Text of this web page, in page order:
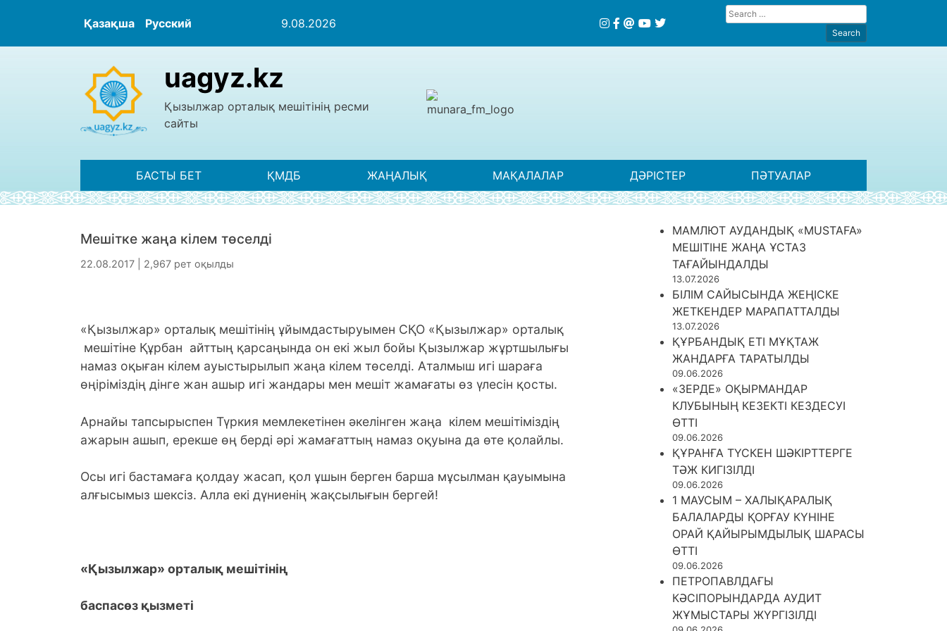
Қазақша Русский 9.08.2026
uagyz.kz
Қызылжар орталық мешітінің ресми
сайты
БАСТЫ БЕТ ҚМДБ ЖАҢАЛЫҚ МАҚАЛАЛАР ДӘРІСТЕР ПӘТУАЛАР
Мешітке жаңа кілем төселді
22.08.2017 | 2,967 рет оқылды
«Қызылжар» орталық мешітінің ұйымдастыруымен СҚО «Қызылжар» орталық
мешітіне Құрбан айттың қарсаңында он екі жыл бойы Қызылжар жұртшылығы
намаз оқыған кілем ауыстырылып жаңа кілем төселді. Аталмыш игі шараға
өңіріміздің дінге жан ашыр игі жандары мен мешіт жамағаты өз үлесін қосты.
Арнайы тапсырыспен Түркия мемлекетінен әкелінген жаңа кілем мешітіміздің
ажарын ашып, ерекше өң берді әрі жамағаттың намаз оқуына да өте қолайлы.
Осы игі бастамаға қолдау жасап, қол ұшын берген барша мұсылман қауымына
алғысымыз шексіз. Алла екі дүниенің жақсылығын бергей!
«Қызылжар» орталық мешітінің
баспасөз қызметі
МАМЛЮТ АУДАНДЫҚ «MUSTAFA»
МЕШІТІНЕ ЖАҢА ҰСТАЗ
ТАҒАЙЫНДАЛДЫ
13.07.2026
БІЛІМ САЙЫСЫНДА ЖЕҢІСКЕ
ЖЕТКЕНДЕР МАРАПАТТАЛДЫ
13.07.2026
ҚҰРБАНДЫҚ ЕТІ МҰҚТАЖ
ЖАНДАРҒА ТАРАТЫЛДЫ
09.06.2026
«ЗЕРДЕ» ОҚЫРМАНДАР
КЛУБЫНЫҢ КЕЗЕКТІ КЕЗДЕСУІ
ӨТТІ
09.06.2026
ҚҰРАНҒА ТҮСКЕН ШӘКІРТТЕРГЕ
ТӘЖ КИГІЗІЛДІ
09.06.2026
1 МАУСЫМ – ХАЛЫҚАРАЛЫҚ
БАЛАЛАРДЫ ҚОРҒАУ КҮНІНЕ
ОРАЙ ҚАЙЫРЫМДЫЛЫҚ ШАРАСЫ
ӨТТІ
09.06.2026
ПЕТРОПАВЛДАҒЫ
КӘСІПОРЫНДАРДА АУДИТ
ЖҰМЫСТАРЫ ЖҮРГІЗІЛДІ